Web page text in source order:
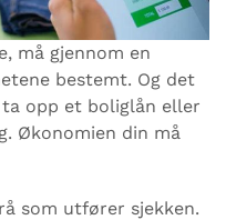
må gjennom en
bestemt. Og det
opp et boliglån eller
Økonomien din må
som utfører sjekken.